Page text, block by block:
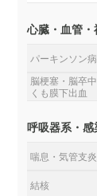
心臓・血管・
パーキンソン病
脳梗塞・脳卒
くも膜下出血
呼吸器系・感
喘息・気管支炎
結核